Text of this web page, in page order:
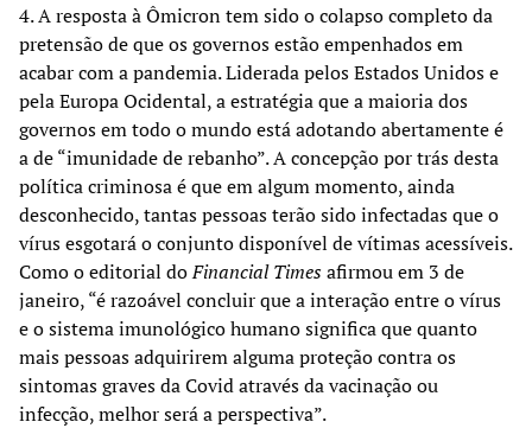
4. A resposta à Ômicron tem sido o colapso completo da
pretensão de que os governos estão empenhados em
acabar com a pandemia. Liderada pelos Estados Unidos e
pela Europa Ocidental, a estratégia que a maioria dos
governos em todo o mundo está adotando abertamente é
a de “imunidade de rebanho”. A concepção por trás desta
política criminosa é que em algum momento, ainda
desconhecido, tantas pessoas terão sido infectadas que o
vírus esgotará o conjunto disponível de vítimas acessíveis.
Como o editorial doFinancial Timesafirmou em 3 de
janeiro, “é razoável concluir que a interação entre o vírus
e o sistema imunológico humano significa que quanto
mais pessoas adquirirem alguma proteção contra os
sintomas graves da Covid através da vacinação ou
infecção, melhor será a perspectiva”.